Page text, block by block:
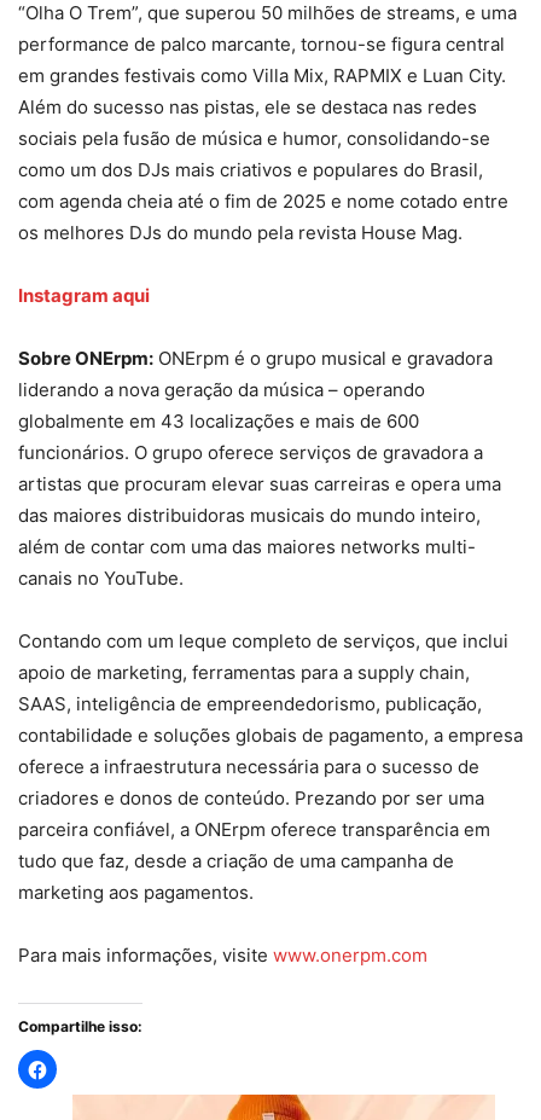
“Olha O Trem”, que superou 50 milhões de streams, e uma
performance de palco marcante, tornou-se figura central
em grandes festivais como Villa Mix, RAPMIX e Luan City.
Além do sucesso nas pistas, ele se destaca nas redes
sociais pela fusão de música e humor, consolidando-se
como um dos DJs mais criativos e populares do Brasil,
com agenda cheia até o fim de 2025 e nome cotado entre
os melhores DJs do mundo pela revista House Mag.
Instagram aqui
Sobre ONErpm: ONErpm é o grupo musical e gravadora
liderando a nova geração da música – operando
globalmente em 43 localizações e mais de 600
funcionários. O grupo oferece serviços de gravadora a
artistas que procuram elevar suas carreiras e opera uma
das maiores distribuidoras musicais do mundo inteiro,
além de contar com uma das maiores networks multi-
canais no YouTube.
Contando com um leque completo de serviços, que inclui
apoio de marketing, ferramentas para a supply chain,
SAAS, inteligência de empreendedorismo, publicação,
contabilidade e soluções globais de pagamento, a empresa
oferece a infraestrutura necessária para o sucesso de
criadores e donos de conteúdo. Prezando por ser uma
parceira confiável, a ONErpm oferece transparência em
tudo que faz, desde a criação de uma campanha de
marketing aos pagamentos.
Para mais informações, visite www.onerpm.com
Compartilhe isso: